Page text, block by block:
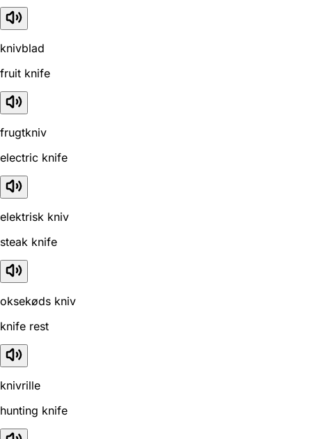
knivblad
fruit knife
frugtkniv
electric knife
elektrisk kniv
steak knife
oksekøds kniv
knife rest
knivrille
hunting knife